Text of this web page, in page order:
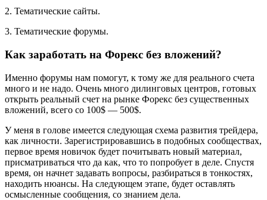
2. Тематические сайты.
3. Тематические форумы.
Как заработать на Форекс без вложений?
Именно форумы нам помогут, к тому же для реального счета
много и не надо. Очень много дилинговых центров, готовых
открыть реальный счет на рынке Форекс без существенных
вложений, всего со 100$ — 500$.
У меня в голове имеется следующая схема развития трейдера,
как личности. Зарегистрировавшись в подобных сообществах,
первое время новичок будет почитывать новый материал,
присматриваться что да как, что то попробует в деле. Спустя
время, он начнет задавать вопросы, разбираться в тонкостях,
находить нюансы. На следующем этапе, будет оставлять
осмысленные сообщения, со знанием дела.